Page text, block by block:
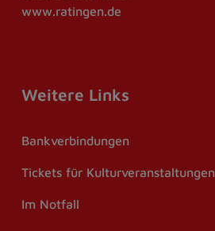
www.ratingen.de
Weitere Links
Bankverbindungen
Tickets für Kulturveranstaltungen
Im Notfall